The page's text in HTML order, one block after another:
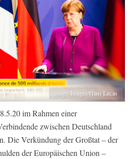
imago Images/Hans Lucas
im Rahmen einer
zwischen Deutschland
Die Verkündung der Großtat – der
der Europäischen Union –